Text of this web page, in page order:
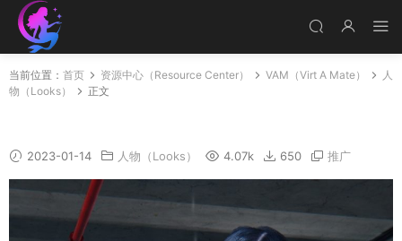
当前位置： 首页 资源中心（Resource Center） VAM（Virt A Mate）
人
物（Looks）
正文
2023-01-14 人物（Looks） 4.07k 650 推广